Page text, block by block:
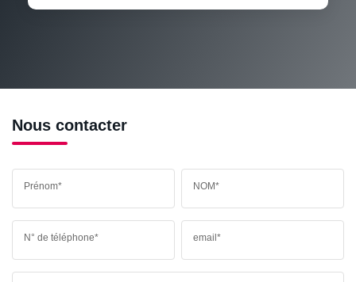
RÉSULTATS DES LYCÉES
Nous contacter
Prénom* NOM*
N° de téléphone* email*